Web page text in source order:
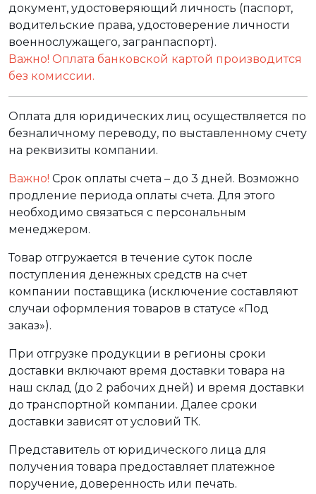
документ, удостоверяющий личность (паспорт,
водительские права, удостоверение личности
военнослужащего, загранпаспорт).
Важно! Оплата банковской картой производится
без комиссии.
Оплата для юридических лиц осуществляется по
безналичному переводу, по выставленному счету
на реквизиты компании.
Важно! Срок оплаты счета – до 3 дней. Возможно
продление периода оплаты счета. Для этого
необходимо связаться с персональным
менеджером.
Товар отгружается в течение суток после
поступления денежных средств на счет
компании поставщика (исключение составляют
случаи оформления товаров в статусе «Под
заказ»).
При отгрузке продукции в регионы сроки
доставки включают время доставки товара на
наш склад (до 2 рабочих дней) и время доставки
до транспортной компании. Далее сроки
доставки зависят от условий ТК.
Представитель от юридического лица для
получения товара предоставляет платежное
поручение, доверенность или печать.